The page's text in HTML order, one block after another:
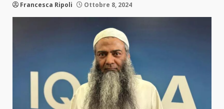
Francesca Ripoli Ottobre 8, 2024